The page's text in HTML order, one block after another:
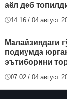
аёл деб
14:16 / 04 август
Малайзиядаги
подиумда
эътиборини
07:02 / 04 август